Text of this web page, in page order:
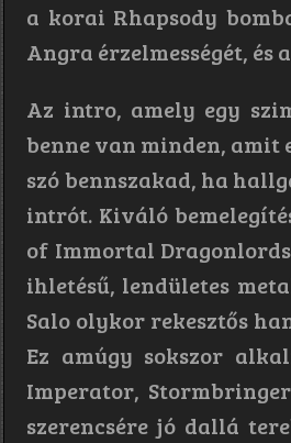
a korai Rhapsody
Angra érzelmességét,
Az intro, amely egy
benne van minden,
szó bennszakad, ha
intrót. Kiváló
of Immortal
ihletésű, lendületes
Salo olykor rekesztős
Ez amúgy sokszor
Imperator,
szerencsére jó dallá